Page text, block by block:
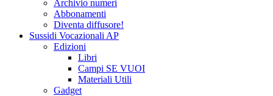
Archivio numeri
Abbonamenti
Diventa diffusore!
Sussidi Vocazionali AP
Edizioni
Libri
Campi SE VUOI
Materiali Utili
Gadget